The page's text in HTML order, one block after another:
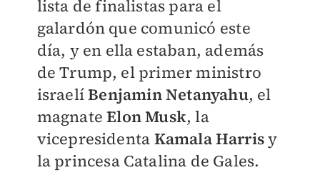
lista de finalistas para el
galardón que comunicó este
día, y en ella estaban, además
de Trump, el primer ministro
israelíBenjamin Netanyahu, el
magnateElon Musk, la
vicepresidenta Kamala Harrisy
la princesa Catalina de Gales.